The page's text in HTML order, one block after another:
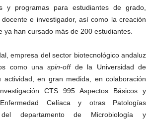
y programas para estudiantes de grado,
e investigador, así como la creación
ya han cursado más de 200 estudiantes.
empresa del sector biotecnológico andaluz
como unaspin-offde la Universidad de
actividad, en gran medida, en colaboración
CTS 995 Aspectos Básicos y
Celíaca y otras Patologías
del departamento de Microbiología y